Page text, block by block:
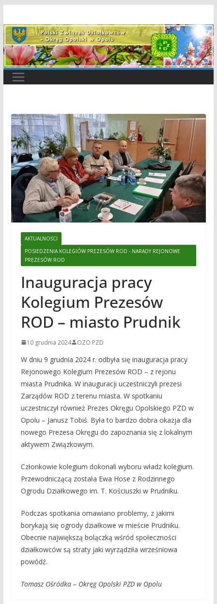
do
treści
AKTUALNOŚCI
POSIEDZENIA KOLEGIÓW PREZESÓW ROD - NARADY REJONOWE
PREZESÓW ROD
Inauguracja pracy
Kolegium Prezesów
ROD – miasto Prudnik
10 grudnia 2024 OZO PZD
W dniu 9 grudnia 2024 r. odbyła się inauguracja pracy
Rejonowego Kolegium Prezesów ROD – z rejonu
miasta Prudnika. W inauguracji uczestniczyli prezesi
Zarządów ROD z terenu miasta. W spotkaniu
uczestniczył również Prezes Okręgu Opolskiego PZD w
Opolu – Janusz Tobiś. Była to bardzo dobra okazja dla
nowego Prezesa Okręgu do zapoznania się z lokalnym
aktywem Związkowym.
Członkowie kolegium dokonali wyboru władz kolegium.
Przewodniczącą została Ewa Hose z Rodzinnego
Ogrodu Działkowego im. T. Kościuszki w Prudniku.
Podczas spotkania omawiano problemy, z jakimi
borykają się ogrody działkowe w mieście Prudniku.
Obecnie największą bolączką wśród społeczności
działkowców są straty jaki wyrządziła wrześniowa
powódź.
Tomasz Ośródka – Okręg Opolski PZD w Opolu